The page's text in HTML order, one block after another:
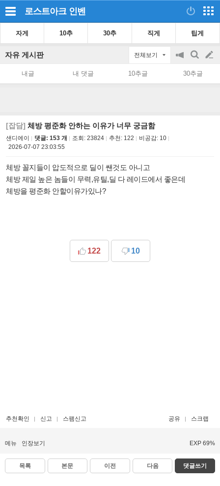
로스트아크 인벤
자게 10추 30추 직게 팁게
자유 게시판 전체보기
공
지
on/off
검
색
글
쓰
내글 내 댓글 10추글 30추글
[잡담] 체방 평준화 안하는 이유가 너무 궁금함
샌디에이 댓글: 153 개 조회: 23824 추천: 122 비공감: 10
2026-07-07 23:03:55
체방 꼴지들이 압도적으로 딜이 쌘것도 아니고
체방 제일 높은 놈들이 무력,유틸,딜 다 레이드에서 좋은데
체방을 평준화 안할이유가있나?
122 10
추천확인 신고 스팸신고 공유 스크랩
메뉴 인장보기 EXP 69%
목록 본문 이전 다음 댓글쓰기